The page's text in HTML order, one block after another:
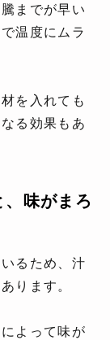
までが早い
温度にムラ
を入れても
る効果もあ
味がまろ
るため、汁
ります。
よって味が